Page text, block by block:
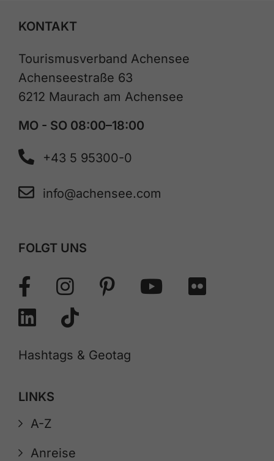
KONTAKT
Tourismusverband Achensee
Achenseestraße 63
6212 Maurach am Achensee
MO - SO 08:00–18:00
+43 5 95300-0
info@achensee.com
FOLGT UNS
Hashtags & Geotag
LINKS
A-Z
Anreise